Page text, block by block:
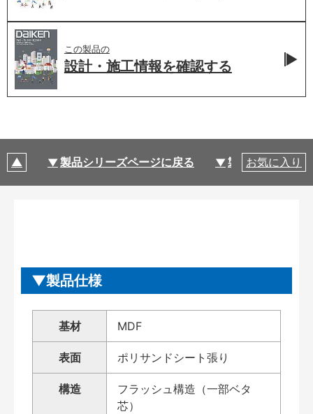
この製品の
設計・施工情報を確認する
製品シリーズページに戻る 製品仕様
お気に入り
製品仕様
基材 MDF
表面 ポリサンドシート張り
構造
フラッシュ構造（一部ベタ
芯）